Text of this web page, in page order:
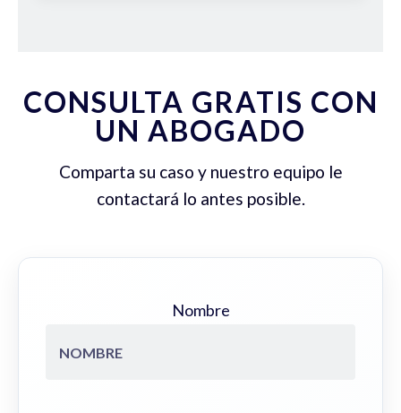
CONSULTA GRATIS CON
UN ABOGADO
Comparta su caso y nuestro equipo le
contactará lo antes posible.
Nombre